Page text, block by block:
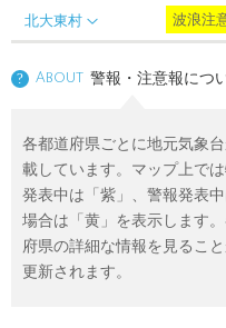
北大東村 波浪注
? About 警報・注意報につ
各都道府県ごとに地元気象
載しています。マップ上で
発表中は「紫」、警報発表
場合は「黄」を表示します
府県の詳細な情報を見るこ
更新されます。